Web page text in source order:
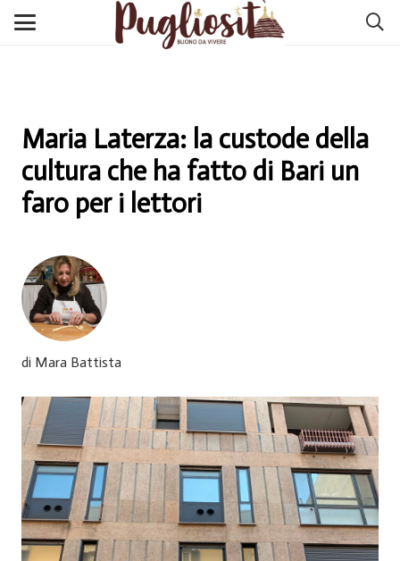
Maria Laterza: la custode della
cultura che ha fatto di Bari un
faro per i lettori
di Mara Battista